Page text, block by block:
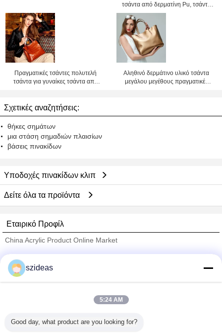
τσάντα από δερματίνη Pu, τσάντα
pu, τσάντα με αλυσίδα, τσάντα
χιαστί, Τιμή εργοστασίου Shenzhen
Lily Cheng
Πραγματικές τσάντες πολυτελή
τσάντα για γυναίκες τσάντα από
Αληθινό δερμάτινο υλικό τσάντα
μεγάλου μεγέθους πραγματικές
Σχετικές αναζητήσεις:
θήκες σημάτων
μια στάση σημαδιών πλαισίων
βάσεις πινακίδων
Υποδοχές πινακίδων κλιπ
Δείτε όλα τα προϊόντα
Εταιρικό Προφίλ
China Acrylic Product Online Market
Trust Seal
Όλα τα Προϊόντα
szideas
5:24 AM
Good day, what product are you looking for?